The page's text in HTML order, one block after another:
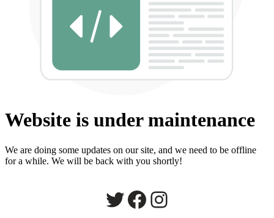
Website is under maintenance
We are doing some updates on our site, and we need to be offline
for a while. We will be back with you shortly!
Twitter
Facebook
Instagram